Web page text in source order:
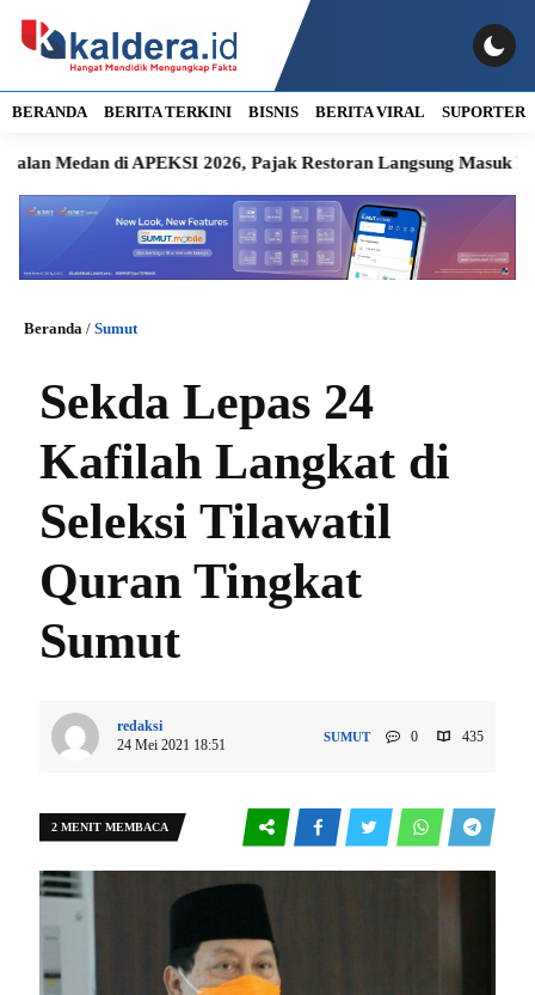
BERANDA BERITA TERKINI BISNIS BERITA VIRAL SUPORTER
di APEKSI 2026, Pajak Restoran Langsung Masuk Kas Daerah
Beranda / Sumut
Sekda Lepas 24
Kafilah Langkat di
Seleksi Tilawatil
Quran Tingkat
Sumut
redaksi
24 Mei 2021 18:51
SUMUT 0 435
2 MENIT MEMBACA